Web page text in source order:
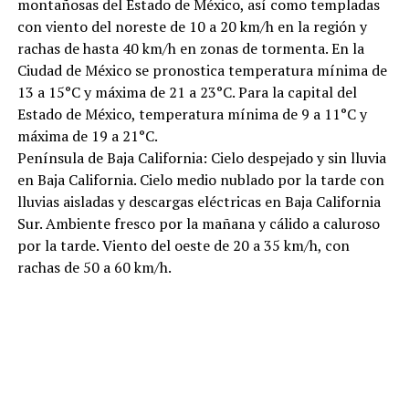
montañosas del Estado de México, así como templadas
con viento del noreste de 10 a 20 km/h en la región y
rachas de hasta 40 km/h en zonas de tormenta. En la
Ciudad de México se pronostica temperatura mínima de
13 a 15°C y máxima de 21 a 23°C. Para la capital del
Estado de México, temperatura mínima de 9 a 11°C y
máxima de 19 a 21°C.
Península de Baja California: Cielo despejado y sin lluvia
en Baja California. Cielo medio nublado por la tarde con
lluvias aisladas y descargas eléctricas en Baja California
Sur. Ambiente fresco por la mañana y cálido a caluroso
por la tarde. Viento del oeste de 20 a 35 km/h, con
rachas de 50 a 60 km/h.